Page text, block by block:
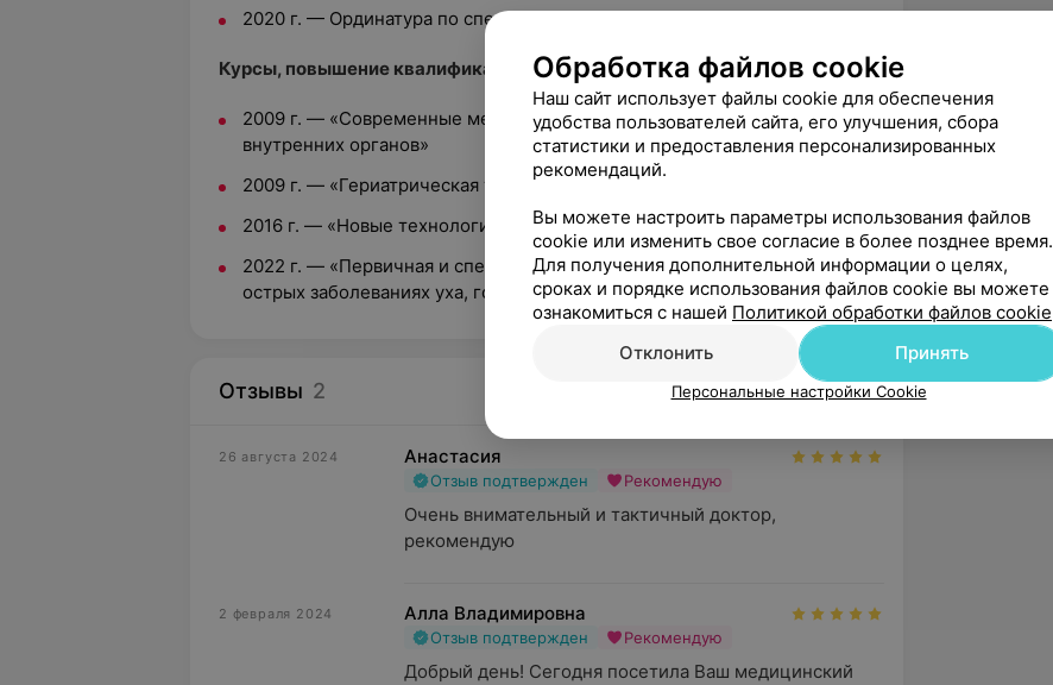
2020 г. — Ординатура по специальности «оториноларингология»
Курсы, повышение квалификации:
2009 г. — «Современные методы диагностики и лечения заболеваний
внутренних органов»
2009 г. — «Гериатрическая терапия и реабилитация»
2016 г. — «Новые технологии диагностики и лечения в ринологии»
2022 г. — «Первичная и специализированная медицинская помощь при
острых заболеваниях уха, горла, носа в общей врачебной практике»
Отзывы 2
26 августа 2024 Анастасия
Отзыв подтвержден Рекомендую
Очень внимательный и тактичный доктор,
рекомендую
2 февраля 2024 Алла Владимировна
Отзыв подтвержден Рекомендую
Добрый день! Сегодня посетила Ваш медицинский
Обработка файлов cookie
Наш сайт использует файлы cookie для обеспечения
удобства пользователей сайта, его улучшения, сбора
статистики и предоставления персонализированных
рекомендаций.
Вы можете настроить параметры использования файлов
cookie или изменить свое согласие в более позднее время.
Для получения дополнительной информации о целях,
сроках и порядке использования файлов cookie вы можете
ознакомиться с нашей Политикой обработки файлов cookie
Отклонить
Принять
Персональные настройки Cookie